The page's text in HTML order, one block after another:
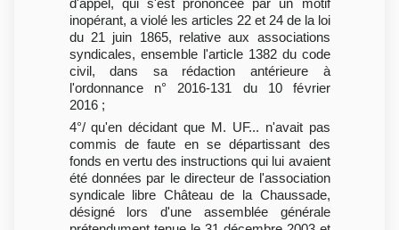
d'appel, qui s'est prononcée par un motif
inopérant, a violé les articles 22 et 24 de la loi
du 21 juin 1865, relative aux associations
syndicales, ensemble l'article 1382 du code
civil, dans sa rédaction antérieure à
l'ordonnance n° 2016-131 du 10 février
2016 ;
4°/ qu'en décidant que M. UF... n'avait pas
commis de faute en se départissant des
fonds en vertu des instructions qui lui avaient
été données par le directeur de l'association
syndicale libre Château de la Chaussade,
désigné lors d'une assemblée générale